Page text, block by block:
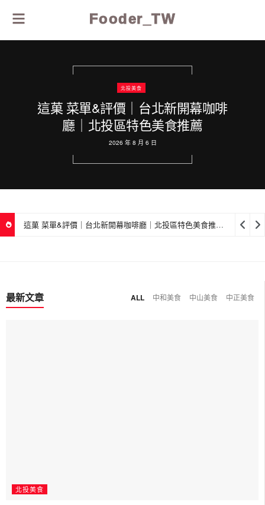
Fooder_TW
北投美食
這菓 菜單&評價｜台北新開幕咖啡
廳｜北投區特色美食推薦
2026 年 8 月 6 日
這菓 菜單&評價｜台北新開幕咖啡廳｜北投區特色美食推薦 2026 年 8
最新文章 ALL 中和美食 中山美食 中正美食
北投美食